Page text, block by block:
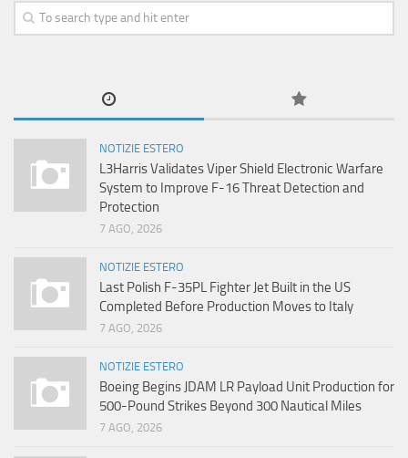
NOTIZIE ESTERO
L3Harris Validates Viper Shield Electronic Warfare
System to Improve F-16 Threat Detection and
Protection
7 AGO, 2026
NOTIZIE ESTERO
Last Polish F-35PL Fighter Jet Built in the US
Completed Before Production Moves to Italy
7 AGO, 2026
NOTIZIE ESTERO
Boeing Begins JDAM LR Payload Unit Production for
500-Pound Strikes Beyond 300 Nautical Miles
7 AGO, 2026